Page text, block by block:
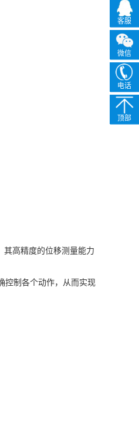
高精度的位移测量能力
控制各个动作，从而实现
客服
微信
电话
顶部